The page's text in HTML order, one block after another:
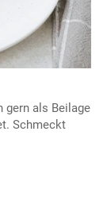
gern als Beilage
Schmeckt